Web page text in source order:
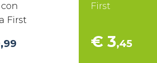
First
,99
First
€ 3,45